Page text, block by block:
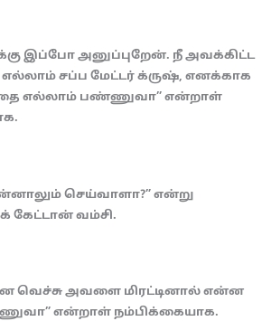
இப்போ அனுப்புறேன். நீ அவக்கிட்ட
சப்ப மேட்டர் க்ருஷ், எனக்காக
எல்லாம் பண்ணுவா” என்றாள்
செய்வாளா?” என்று
கேட்டான் வம்சி.
வெச்சு அவளை மிரட்டினால் என்ன
என்றாள் நம்பிக்கையாக.